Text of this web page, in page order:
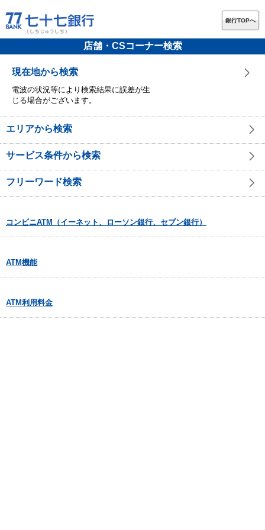
銀行TOPへ
店舗・CSコーナー検索
現在地から検索
電波の状況等により検索結果に誤差が生
じる場合がございます。
エリアから検索
サービス条件から検索
フリーワード検索
コンビニATM（イーネット、ローソン銀行、セブン銀行）
ATM機能
ATM利用料金